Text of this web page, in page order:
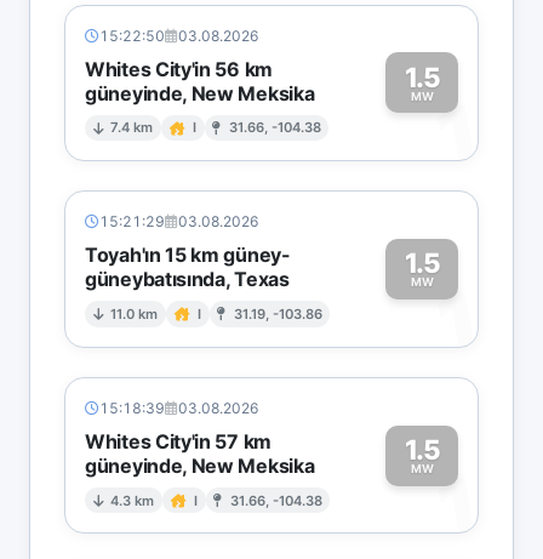
15:22:50 03.08.2026
Whites City'in 56 km
güneyinde, New Meksika
7.4 km I 31.66, -104.38
1.5
MW1
15:21:29 03.08.2026
Toyah'ın 15 km güney-
güneybatısında, Texas
11.0 km I 31.19, -103.86
1.5
MW1
15:18:39 03.08.2026
Whites City'in 57 km
güneyinde, New Meksika
4.3 km I 31.66, -104.38
1.5
MW1